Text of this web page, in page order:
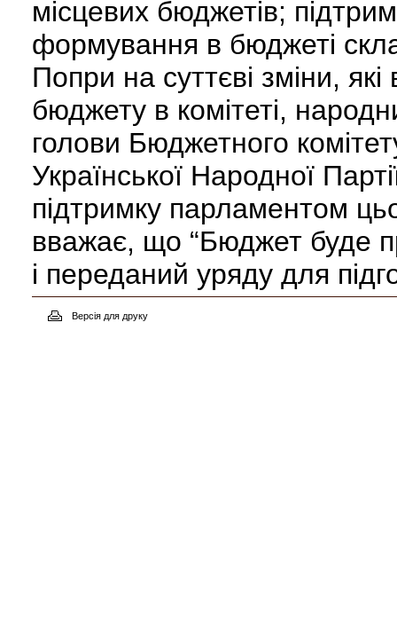
місцевих бюджетів;
формування в бюджеті
Попри на суттєві зміни,
бюджету в комітеті,
голови Бюджетного
Української Народної
підтримку парламентом
вважає, що “Бюджет буде
і переданий уряду для
Версія для друку